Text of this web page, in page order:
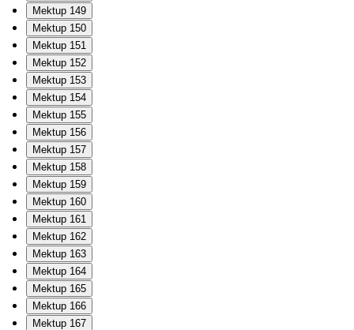
Mektup 149
Mektup 150
Mektup 151
Mektup 152
Mektup 153
Mektup 154
Mektup 155
Mektup 156
Mektup 157
Mektup 158
Mektup 159
Mektup 160
Mektup 161
Mektup 162
Mektup 163
Mektup 164
Mektup 165
Mektup 166
Mektup 167